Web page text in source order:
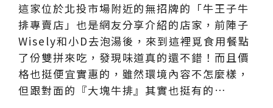
這家位於北投市場附近的無招牌的「牛王子牛
排專賣店」也是網友分享介紹的店家，前陣子
Wisely和小D去泡湯後，來到這裡覓食用餐點
了份雙拼來吃，發現味道真的還不錯！而且價
格也挺便宜實惠的，雖然環境內容不怎麼樣，
但跟對面的『大塊牛排』其實也挺有的…